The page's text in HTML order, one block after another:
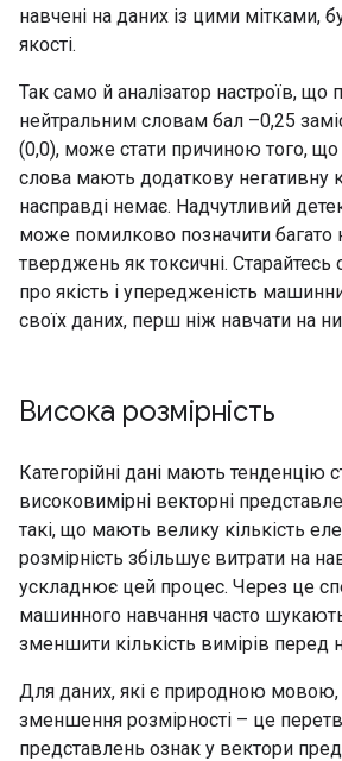
навчені на даних із цими мітками,
якості.
Так само й аналізатор настроїв, що
нейтральним словам бал –0,25
(0,0), може стати причиною того, що
слова мають додаткову негативну
насправді немає. Надчутливий
може помилково позначити багато
тверджень як токсичні. Старайтесь
про якість і упередженість
своїх даних, перш ніж навчати на
Висока розмірність
Категорійні дані мають тенденцію
високовимірні векторні
такі, що мають велику кількість
розмірність збільшує витрати на
ускладнює цей процес. Через це
машинного навчання часто
зменшити кількість вимірів перед
Для даних, які є природною
зменшення розмірності – це
представлень ознак у вектори